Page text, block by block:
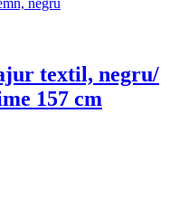
textil, negru/
157 cm